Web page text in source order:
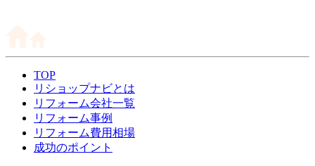
TOP
リショップナビとは
リフォーム会社一覧
リフォーム事例
リフォーム費用相場
成功のポイント